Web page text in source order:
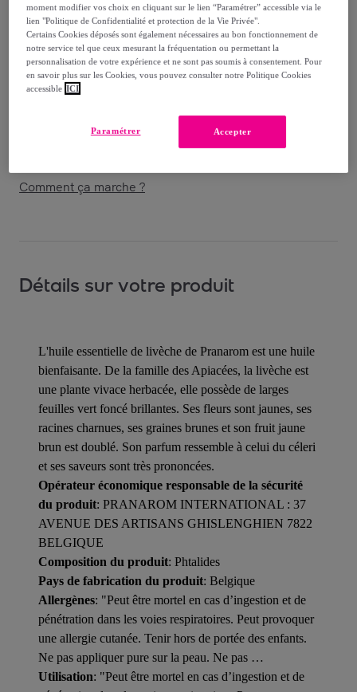
Livraison
14/08
Comment ça marche ?
Détails sur votre produit
L'huile essentielle de livèche de Pranarom est une huile
bienfaisante. De la famille des Apiacées, la livèche est
une plante vivace herbacée, elle possède de larges
feuilles vert foncé brillantes. Ses fleurs sont jaunes, ses
racines charnues, ses graines brunes et son fruit jaune
brun est doublé. Son parfum ressemble à celui du céleri
et ses saveurs sont très prononcées.
Opérateur économique responsable de la sécurité
du produit: PRANAROM INTERNATIONAL : 37
AVENUE DES ARTISANS GHISLENGHIEN 7822
BELGIQUE
Composition du produit: Phtalides
Pays de fabrication du produit: Belgique
Allergènes: "Peut être mortel en cas d’ingestion et de
pénétration dans les voies respiratoires. Peut provoquer
une allergie cutanée. Tenir hors de portée des enfants.
Ne pas appliquer pure sur la peau. Ne pas …
Utilisation: "Peut être mortel en cas d’ingestion et de
moment modifier vos choix en cliquant sur le lien “Paramétrer” accessible via le
lien "Politique de Confidentialité et protection de la Vie Privée".
Certains Cookies déposés sont également nécessaires au bon fonctionnement de
notre service tel que ceux mesurant la fréquentation ou permettant la
personnalisation de votre expérience et ne sont pas soumis à consentement. Pour
en savoir plus sur les Cookies, vous pouvez consulter notre Politique Cookies
accessible ICI
Accepter
Paramétrer